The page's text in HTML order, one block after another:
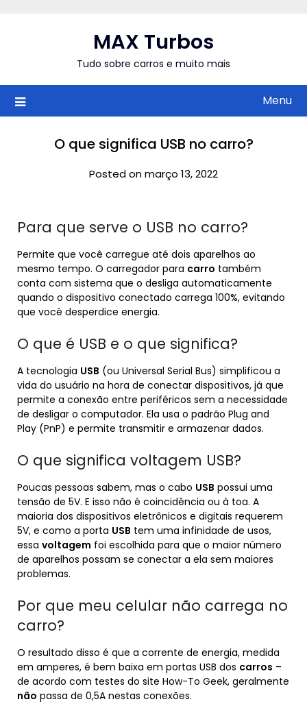
MAX Turbos
Tudo sobre carros e muito mais
Menu
O que significa USB no carro?
Posted on março 13, 2022
Para que serve o USB no carro?
Permite que você carregue até dois aparelhos ao
mesmo tempo. O carregador para carro também
conta com sistema que o desliga automaticamente
quando o dispositivo conectado carrega 100%, evitando
que você desperdice energia.
O que é USB e o que significa?
A tecnologia USB (ou Universal Serial Bus) simplificou a
vida do usuário na hora de conectar dispositivos, já que
permite a conexão entre periféricos sem a necessidade
de desligar o computador. Ela usa o padrão Plug and
Play (PnP) e permite transmitir e armazenar dados.
O que significa voltagem USB?
Poucas pessoas sabem, mas o cabo USB possui uma
tensão de 5V. E isso não é coincidência ou à toa. A
maioria dos dispositivos eletrônicos e digitais requerem
5V, e como a porta USB tem uma infinidade de usos,
essa voltagem foi escolhida para que o maior número
de aparelhos possam se conectar a ela sem maiores
problemas.
Por que meu celular não carrega no
carro?
O resultado disso é que a corrente de energia, medida
em amperes, é bem baixa em portas USB dos carros –
de acordo com testes do site How-To Geek, geralmente
não passa de 0,5A nestas conexões.